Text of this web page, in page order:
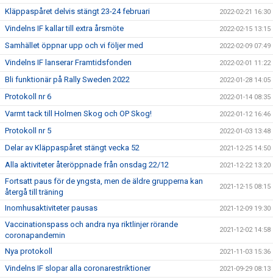
Kläppaspåret delvis stängt 23-24 februari 2022-02-21 16:30
Vindelns IF kallar till extra årsmöte 2022-02-15 13:15
Samhället öppnar upp och vi följer med 2022-02-09 07:49
Vindelns IF lanserar Framtidsfonden 2022-02-01 11:22
Bli funktionär på Rally Sweden 2022 2022-01-28 14:05
Protokoll nr 6 2022-01-14 08:35
Varmt tack till Holmen Skog och OP Skog! 2022-01-12 16:46
Protokoll nr 5 2022-01-03 13:48
Delar av Kläppaspåret stängt vecka 52 2021-12-25 14:50
Alla aktiviteter återöppnade från onsdag 22/12 2021-12-22 13:20
Fortsatt paus för de yngsta, men de äldre grupperna kan
återgå till träning
2021-12-15 08:15
Inomhusaktiviteter pausas 2021-12-09 19:30
Vaccinationspass och andra nya riktlinjer rörande
coronapandemin
2021-12-02 14:58
Nya protokoll 2021-11-03 15:36
Vindelns IF slopar alla coronarestriktioner 2021-09-29 08:13